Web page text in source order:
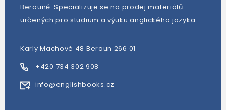
Berouně. Specializuje se na prodej materiálů
určených pro studium a výuku anglického jazyka.
Karly Machové 48 Beroun 266 01
+420 734 302 908
info@englishbooks.cz